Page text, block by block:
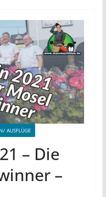
AUSFLÜGE
– Die
–